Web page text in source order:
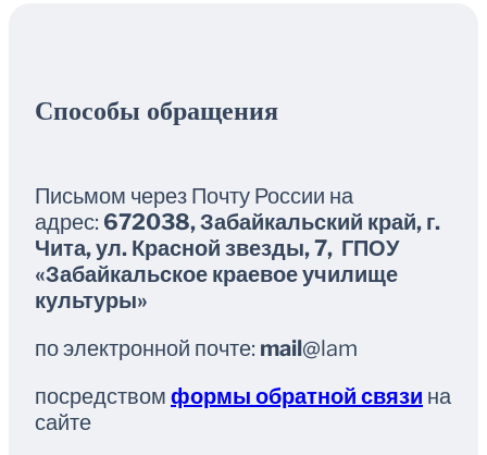
Способы обращения
Письмом через Почту России на
адрес: 672038, Забайкальский край, г.
Чита, ул. Красной звезды, 7, ГПОУ
«Забайкальское краевое училище
культуры»
по электронной почте: mail@lam
посредством формы обратной связи на
сайте